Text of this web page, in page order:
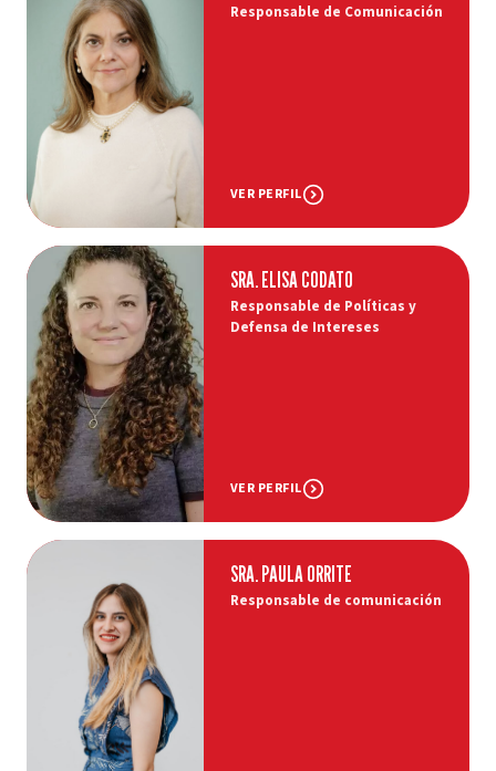
Responsable de Comunicación
VER PERFIL
SRA. ELISA CODATO
Responsable de Políticas y
Defensa de Intereses
VER PERFIL
SRA. PAULA ORRITE
Responsable de comunicación